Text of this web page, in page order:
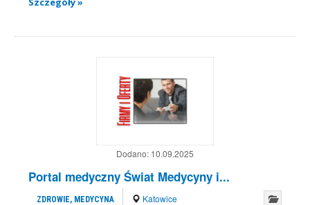
Dodano: 10.09.2025
Portal medyczny Świat Medycyny i...
ZDROWIE, MEDYCYNA Katowice